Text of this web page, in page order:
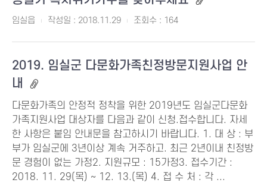
임실읍 작성일 : 2018.11.29 조회수 : 164
2019. 임실군 다문화가족친정방문지원사업 안
내
다문화가족의 안정적 정착을 위한 2019년도 임실군다문화
가족지원사업 대상자를 다음과 같이 신청.접수합니다. 자세
한 사항은 붙임 안내문을 참고하시기 바랍니다. 1. 대 상 : 부
부가 임실군에 3년이상 계속 거주하고. 최근 2년이내 친정방
문 경험이 없는 가정2. 지원규모 : 15가정3. 접수기간 :
2018. 11. 29(목) ~ 12. 13.(목) 4. 접 수 처 : 각 ...